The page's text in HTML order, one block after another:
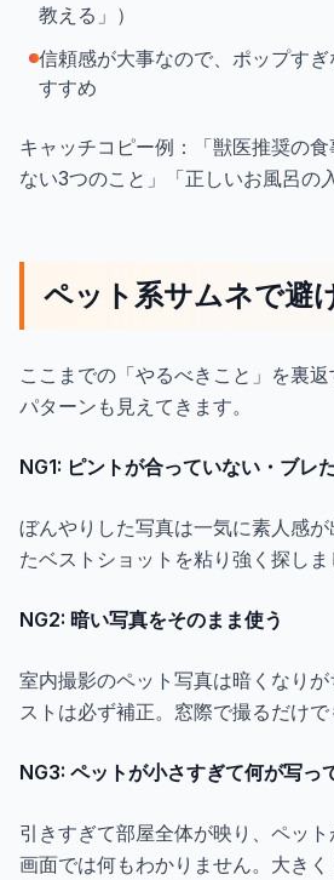
教える」）
信頼感が大事なので、ポップす
すすめ
キャッチコピー例：「獣医推奨の
ない3つのこと」「正しいお風呂の
ペット系サムネで避
ここまでの「やるべきこと」を裏
パターンも見えてきます。
NG1: ピントが合っていない・ブレ
ぼんやりした写真は一気に素人感
たベストショットを粘り強く探しま
NG2: 暗い写真をそのまま使う
室内撮影のペット写真は暗くなり
ストは必ず補正。窓際で撮るだけで
NG3: ペットが小さすぎて何が写っ
引きすぎて部屋全体が映り、ペッ
画面では何もわかりません。大き